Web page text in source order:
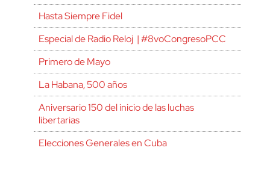
Hasta Siempre Fidel
Especial de Radio Reloj | #8voCongresoPCC
Primero de Mayo
La Habana, 500 años
Aniversario 150 del inicio de las luchas
libertarias
Elecciones Generales en Cuba